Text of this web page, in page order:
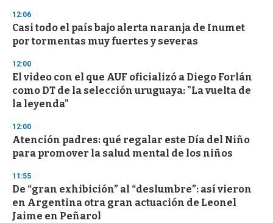
s
e
c
o
d
s
12:06
Casi todo el país bajo alerta naranja de Inumet
por tormentas muy fuertes y severas
12:00
El video con el que AUF oficializó a Diego Forlán
como DT de la selección uruguaya: "La vuelta de
la leyenda"
12:00
Atención padres: qué regalar este Día del Niño
para promover la salud mental de los niños
11:55
De “gran exhibición” al “deslumbre”: así vieron
en Argentina otra gran actuación de Leonel
Jaime en Peñarol